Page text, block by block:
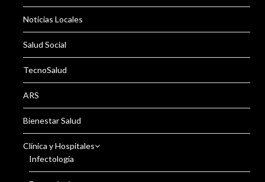
Noticias Locales
Salud Social
TecnoSalud
ARS
Bienestar Salud
Clínica y Hospitales
Infectología